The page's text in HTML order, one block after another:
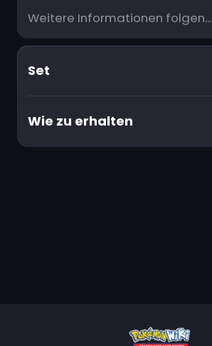
Weitere Informationen folgen...
Set
Wie zu erhalten